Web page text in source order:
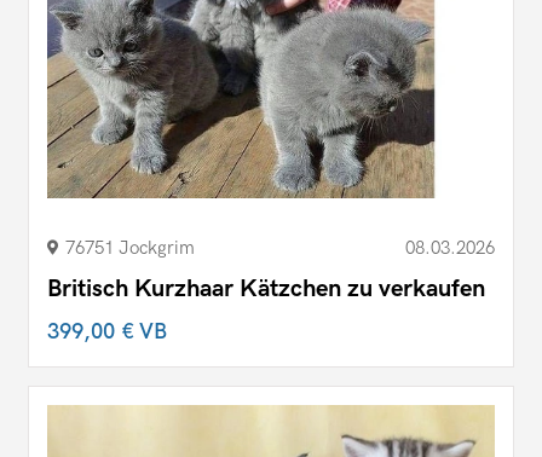
76751 Jockgrim 08.03.2026
Britisch Kurzhaar Kätzchen zu verkaufen
399,00 €VB